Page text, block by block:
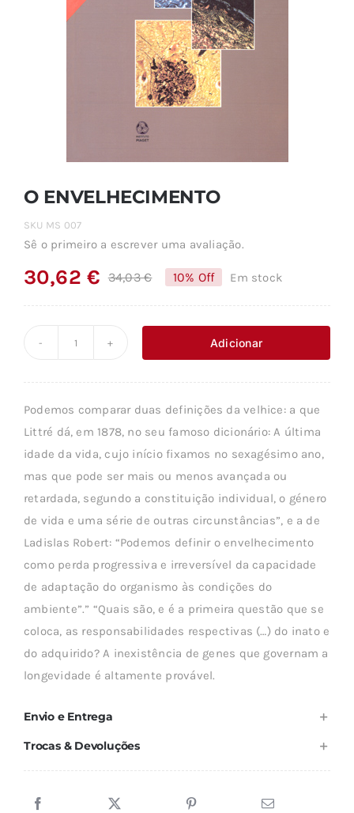
O ENVELHECIMENTO
SKU MS 007
Sê o primeiro a escrever uma avaliação.
34,03€O
original
era:
30,62€
O
é:
10% Off Em stock
ENVELHECIMENTO
Adicionar
Podemos comparar duas definições da velhice: a que
Littré dá, em 1878, no seu famoso dicionário: A última
idade da vida, cujo início fixamos no sexagésimo ano,
mas que pode ser mais ou menos avançada ou
retardada, segundo a constituição individual, o género
de vida e uma série de outras circunstâncias”, e a de
Ladislas Robert: “Podemos definir o envelhecimento
como perda progressiva e irreversível da capacidade
de adaptação do organismo às condições do
ambiente”.” “Quais são, e é a primeira questão que se
coloca, as responsabilidades respectivas (…) do inato e
do adquirido? A inexistência de genes que governam a
longevidade é altamente provável.
Envio e Entrega
Trocas & Devoluções